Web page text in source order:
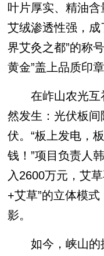
叶片厚实、精油
艾绒渗透性强，成
界艾灸之都”的称
黄金”盖上品质印章
在岞山农光互
然发生：光伏板
伏。“板上发电，
钱！”项目负责人
入2600万元，艾
+艾草”的立体模
影。
如今，峡山的